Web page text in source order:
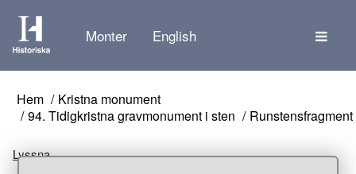
Monter English
Hem
Kristna monument
94. Tidigkristna gravmonument i sten
Runstensfragment
Lyssna